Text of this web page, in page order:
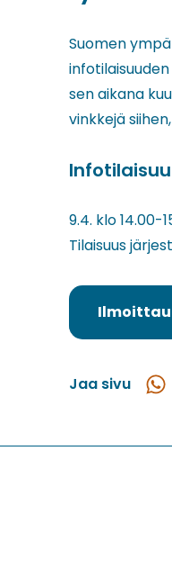
Suomen
sen aikana
vinkkejä
9.4. klo 14.00-
Tilaisuus
Jaa sivu
Jaa